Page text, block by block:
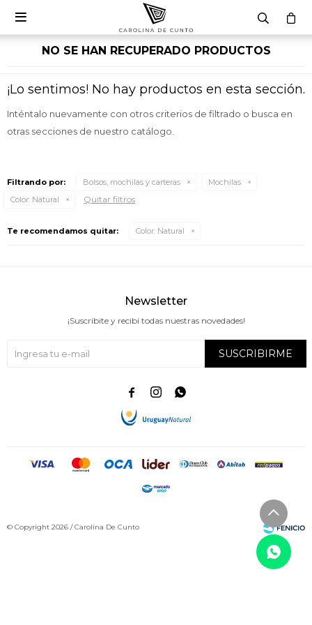

NO SE HAN RECUPERADO PRODUCTOS
¡Lo sentimos! No hay productos en esta sección.
Inténtalo nuevamente con otros criterios de filtrado o busca en
otras secciones de nuestro catálogo.
Filtrando por: Bolsos, mochilas y carteras
Mochilas
Color: Natural Quitar filtros
Te recomendamos quitar: Color: Natural
Newsletter
¡Suscribite y recibí todas nuestras novedades!
SUSCRIBIRME
  
© Copyright 2026 / Carolina De Cunto